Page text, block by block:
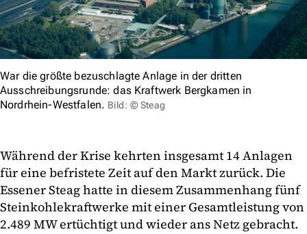
War die größte bezuschlagte Anlage in der dritten
Ausschreibungsrunde: das Kraftwerk Bergkamen in
Nordrhein-Westfalen. Bild: © Steag
Während der Krise kehrten insgesamt 14 Anlagen
für eine befristete Zeit auf den Markt zurück. Die
Essener Steag hatte in diesem Zusammenhang fünf
Steinkohlekraftwerke mit einer Gesamtleistung von
2.489 MW ertüchtigt und wieder ans Netz gebracht.